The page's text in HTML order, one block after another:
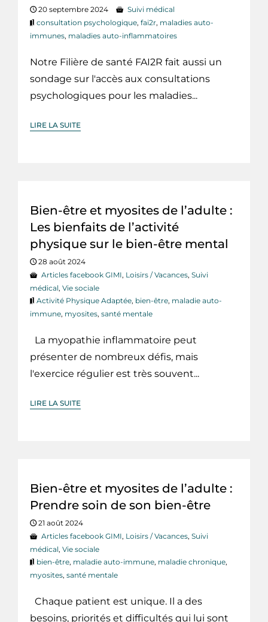
20 septembre 2024
Suivi médical
consultation psychologique, fai2r, maladies auto-
immunes, maladies auto-inflammatoires
Notre Filière de santé FAI2R fait aussi un
sondage sur l'accès aux consultations
psychologiques pour les maladies...
LIRE LA SUITE
Bien-être et myosites de l’adulte :
Les bienfaits de l’activité
physique sur le bien-être mental
28 août 2024
Articles facebook GIMI, Loisirs / Vacances, Suivi
médical, Vie sociale
Activité Physique Adaptée, bien-être, maladie auto-
immune, myosites, santé mentale
La myopathie inflammatoire peut
présenter de nombreux défis, mais
l'exercice régulier est très souvent...
LIRE LA SUITE
Bien-être et myosites de l’adulte :
Prendre soin de son bien-être
21 août 2024
Articles facebook GIMI, Loisirs / Vacances, Suivi
médical, Vie sociale
bien-être, maladie auto-immune, maladie chronique,
myosites, santé mentale
Chaque patient est unique. Il a des
besoins, priorités et difficultés qui lui sont